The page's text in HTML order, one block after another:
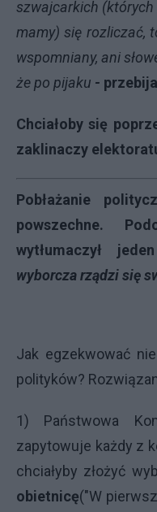
szwajcarkich (których
mamy) się rozliczać,
wspomniany, ani
że po pijaku -
Chciałoby się
zaklinaczy
Pobłażanie
powszechne.
wytłumaczył
wyborcza rządzi się
Jak egzekwować
polityków?
1) Państwowa
zapytowuje każdy z
chciałyby złożyć
obietnicę("W